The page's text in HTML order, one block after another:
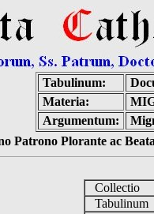
Tabulinum:
Materia:
Argumentum:
Patrono Plorante ac
Collectio
Tabulinum